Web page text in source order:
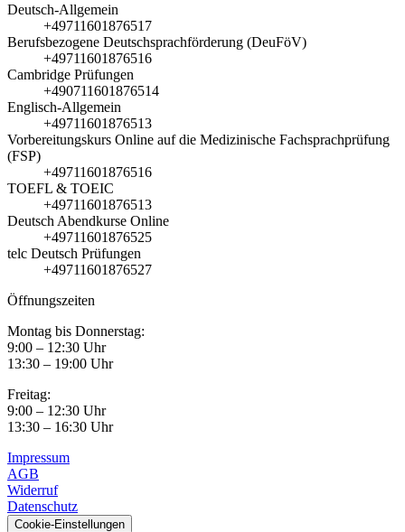
Deutsch-Allgemein
+49711601876517
Berufsbezogene Deutschsprachförderung (DeuFöV)
+49711601876516
Cambridge Prüfungen
+490711601876514
Englisch-Allgemein
+49711601876513
Vorbereitungskurs Online auf die Medizinische Fachsprachprüfung
(FSP)
+49711601876516
TOEFL & TOEIC
+49711601876513
Deutsch Abendkurse Online
+49711601876525
telc Deutsch Prüfungen
+49711601876527
Öffnungszeiten
Montag bis Donnerstag:
9:00 – 12:30 Uhr
13:30 – 19:00 Uhr
Freitag:
9:00 – 12:30 Uhr
13:30 – 16:30 Uhr
Impressum
AGB
Widerruf
Datenschutz
Cookie-Einstellungen